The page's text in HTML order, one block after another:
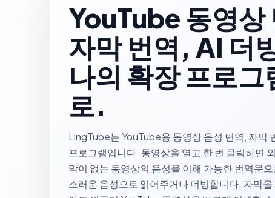
YouTube 동영상
자막 번역, AI 더
나의 확장 프로그
로.
LingTube는 YouTube용 동영상 음성 번역, 자막
프로그램입니다. 동영상을 열고 한 번 클릭하면
막이 없는 동영상의 음성을 이해 가능한 번역문
스러운 음성으로 읽어주거나 더빙합니다. 자막